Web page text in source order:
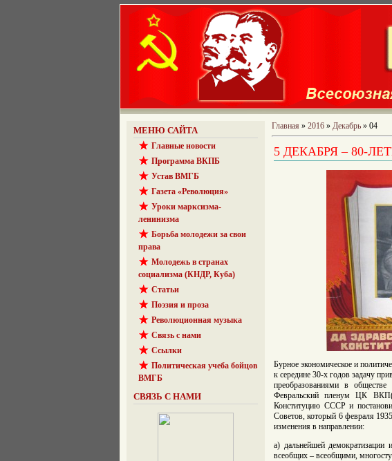
МЕНЮ САЙТА
Главные новости
Программа ВКПБ
Устав ВМГБ
Газета «Революция»
Уроки марксизма-
ленинизма
Борьба молодежи за свои
права
Молодежь в странах
социализма (КНДР, Куба)
Статьи
Поэзия и проза
Революционная музыка
Связь с нами
Ссылки
Политическая учеба бойцов
ВМГБ
СВЯЗЬ С НАМИ
Главная » 2016 » Декабрь » 04
5 ДЕКАБРЯ – 80-
Бурное экономическое и
к середине 30-х годов задачу
преобразованиями в
Февральский пленум ЦК
Конституцию СССР и
Советов, который 6 февраля
изменения в направлении:
а) дальнейшей
всеобщих – всеобщими,